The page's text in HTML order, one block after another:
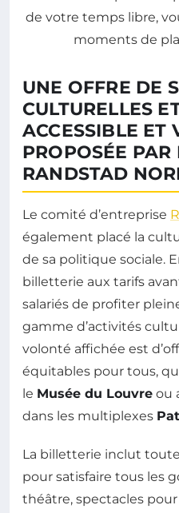
UNE OFFRE DE
CULTURELLES
ACCESSIBLE ET
PROPOSÉE PAR
RANDSTAD
Le comité d’entreprise
également placé la
de sa politique sociale.
billetterie aux tarifs
salariés de profiter
gamme d’activités
volonté affichée est
équitables pour tous,
le Musée du Louvre ou
dans les multiplexes
La billetterie inclut
pour satisfaire tous les
théâtre, spectacles